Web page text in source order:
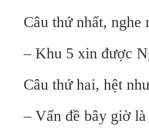
Câu thứ nhất,
– Khu 5 xin được
Câu thứ hai, hệt
– Vấn đề bây giờ